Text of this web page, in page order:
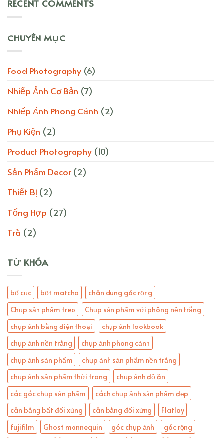
RECENT COMMENTS
CHUYÊN MỤC
Food Photography (6)
Nhiếp Ảnh Cơ Bản (7)
Nhiếp Ảnh Phong Cảnh (2)
Phụ Kiện (2)
Product Photography (10)
Sản Phẩm Decor (2)
Thiết Bị (2)
Tổng Hợp (27)
Trà (2)
TỪ KHÓA
bố cục bột matcha
chân dung góc rộng
Chụp sản phẩm treo
Chụp sản phẩm với phông nền trắng
chụp ảnh bằng điện thoại
chụp ảnh lookbook
chụp ảnh nền trắng
chụp ảnh phong cảnh
chụp ảnh sản phẩm
chụp ảnh sản phẩm nền trắng
chụp ảnh sản phẩm thời trang
chụp ảnh đồ ăn
các góc chụp sản phẩm
cách chụp ảnh sản phẩm đẹp
cân bằng bất đối xứng
cân bằng đối xứng
Flatlay
fujifilm
Ghost mannequin góc chụp ảnh
góc rộng